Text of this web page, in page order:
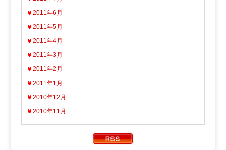
2011年6月
2011年5月
2011年4月
2011年3月
2011年2月
2011年1月
2010年12月
2010年11月